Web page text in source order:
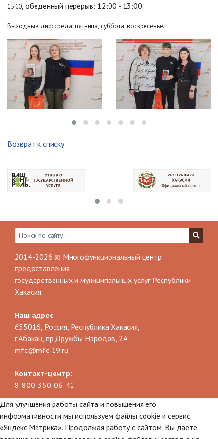
15:00 , обеденный перерыв: 12:00 - 13:00.
Выходные дни: среда, пятница, суббота, воскресенье.
Возврат к списку
2014-2026 © Многофункциональный центр
предоставления
государственных и муниципальных услуг Республики
Хакасия
Наш адрес:
655016, Россия, Республика Хакасия,
г.Абакан, пр.Дружбы Народов, 2А
mfc@mfc-19.ru
Контакт-центр:
8-800-350-06-42
Для улучшения работы сайта и повышения его
информативности мы используем файлы cookie и сервис
«Яндекс.Метрика». Продолжая работу с сайтом, Вы даете